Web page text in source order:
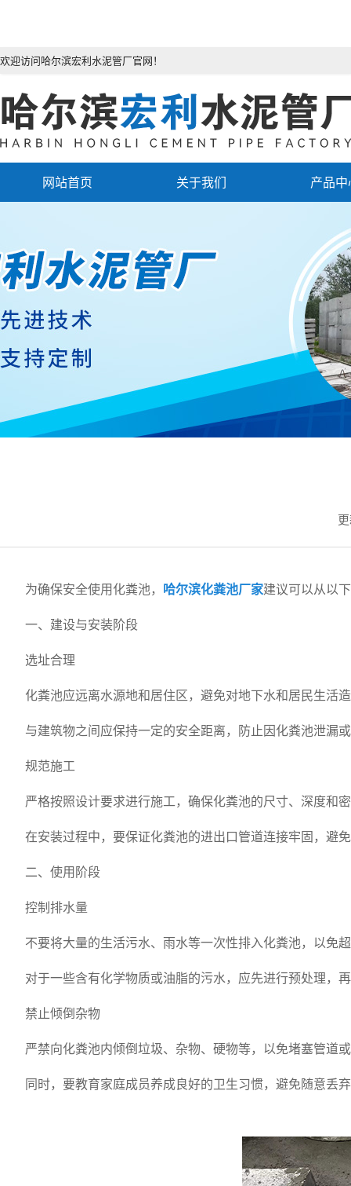
欢迎访问哈尔滨宏利水泥管厂官网！
网站首页 关于我们 产品中
为确保安全使用化粪池， 哈尔滨化粪池厂家建议可以从以
一、建设与安装阶段
选址合理
化粪池应远离水源地和居住区，避免对地下水和居民生活
与建筑物之间应保持一定的安全距离，防止因化粪池泄漏
规范施工
严格按照设计要求进行施工，确保化粪池的尺寸、深度和
在安装过程中，要保证化粪池的进出口管道连接牢固，避
二、使用阶段
控制排水量
不要将大量的生活污水、雨水等一次性排入化粪池，以免
对于一些含有化学物质或油脂的污水，应先进行预处理，
禁止倾倒杂物
严禁向化粪池内倾倒垃圾、杂物、硬物等，以免堵塞管道
同时，要教育家庭成员养成良好的卫生习惯，避免随意丢